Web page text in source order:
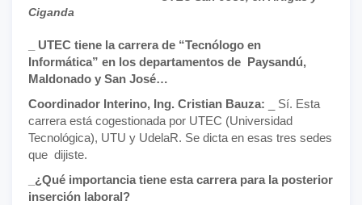
Ciganda
_ UTEC tiene la carrera de “Tecnólogo en
Informática” en los departamentos de Paysandú,
Maldonado y San José…
Coordinador Interino, Ing. Cristian Bauza: _ Sí. Esta
carrera está cogestionada por UTEC (Universidad
Tecnológica), UTU y UdelaR. Se dicta en esas tres sedes
que dijiste.
_¿Qué importancia tiene esta carrera para la posterior
inserción laboral?